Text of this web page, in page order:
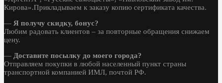
Кирова».Прикладываем к заказу копию сертификата качества.
— Я получу скидку, бонус?
Любим радовать клиентов – за повторные обращения снижаем
цену.
— Доставите посылку до моего города?
Отправляем покупки в любой населенный пункт страны
транспортной компанией ИМЛ, почтой РФ.